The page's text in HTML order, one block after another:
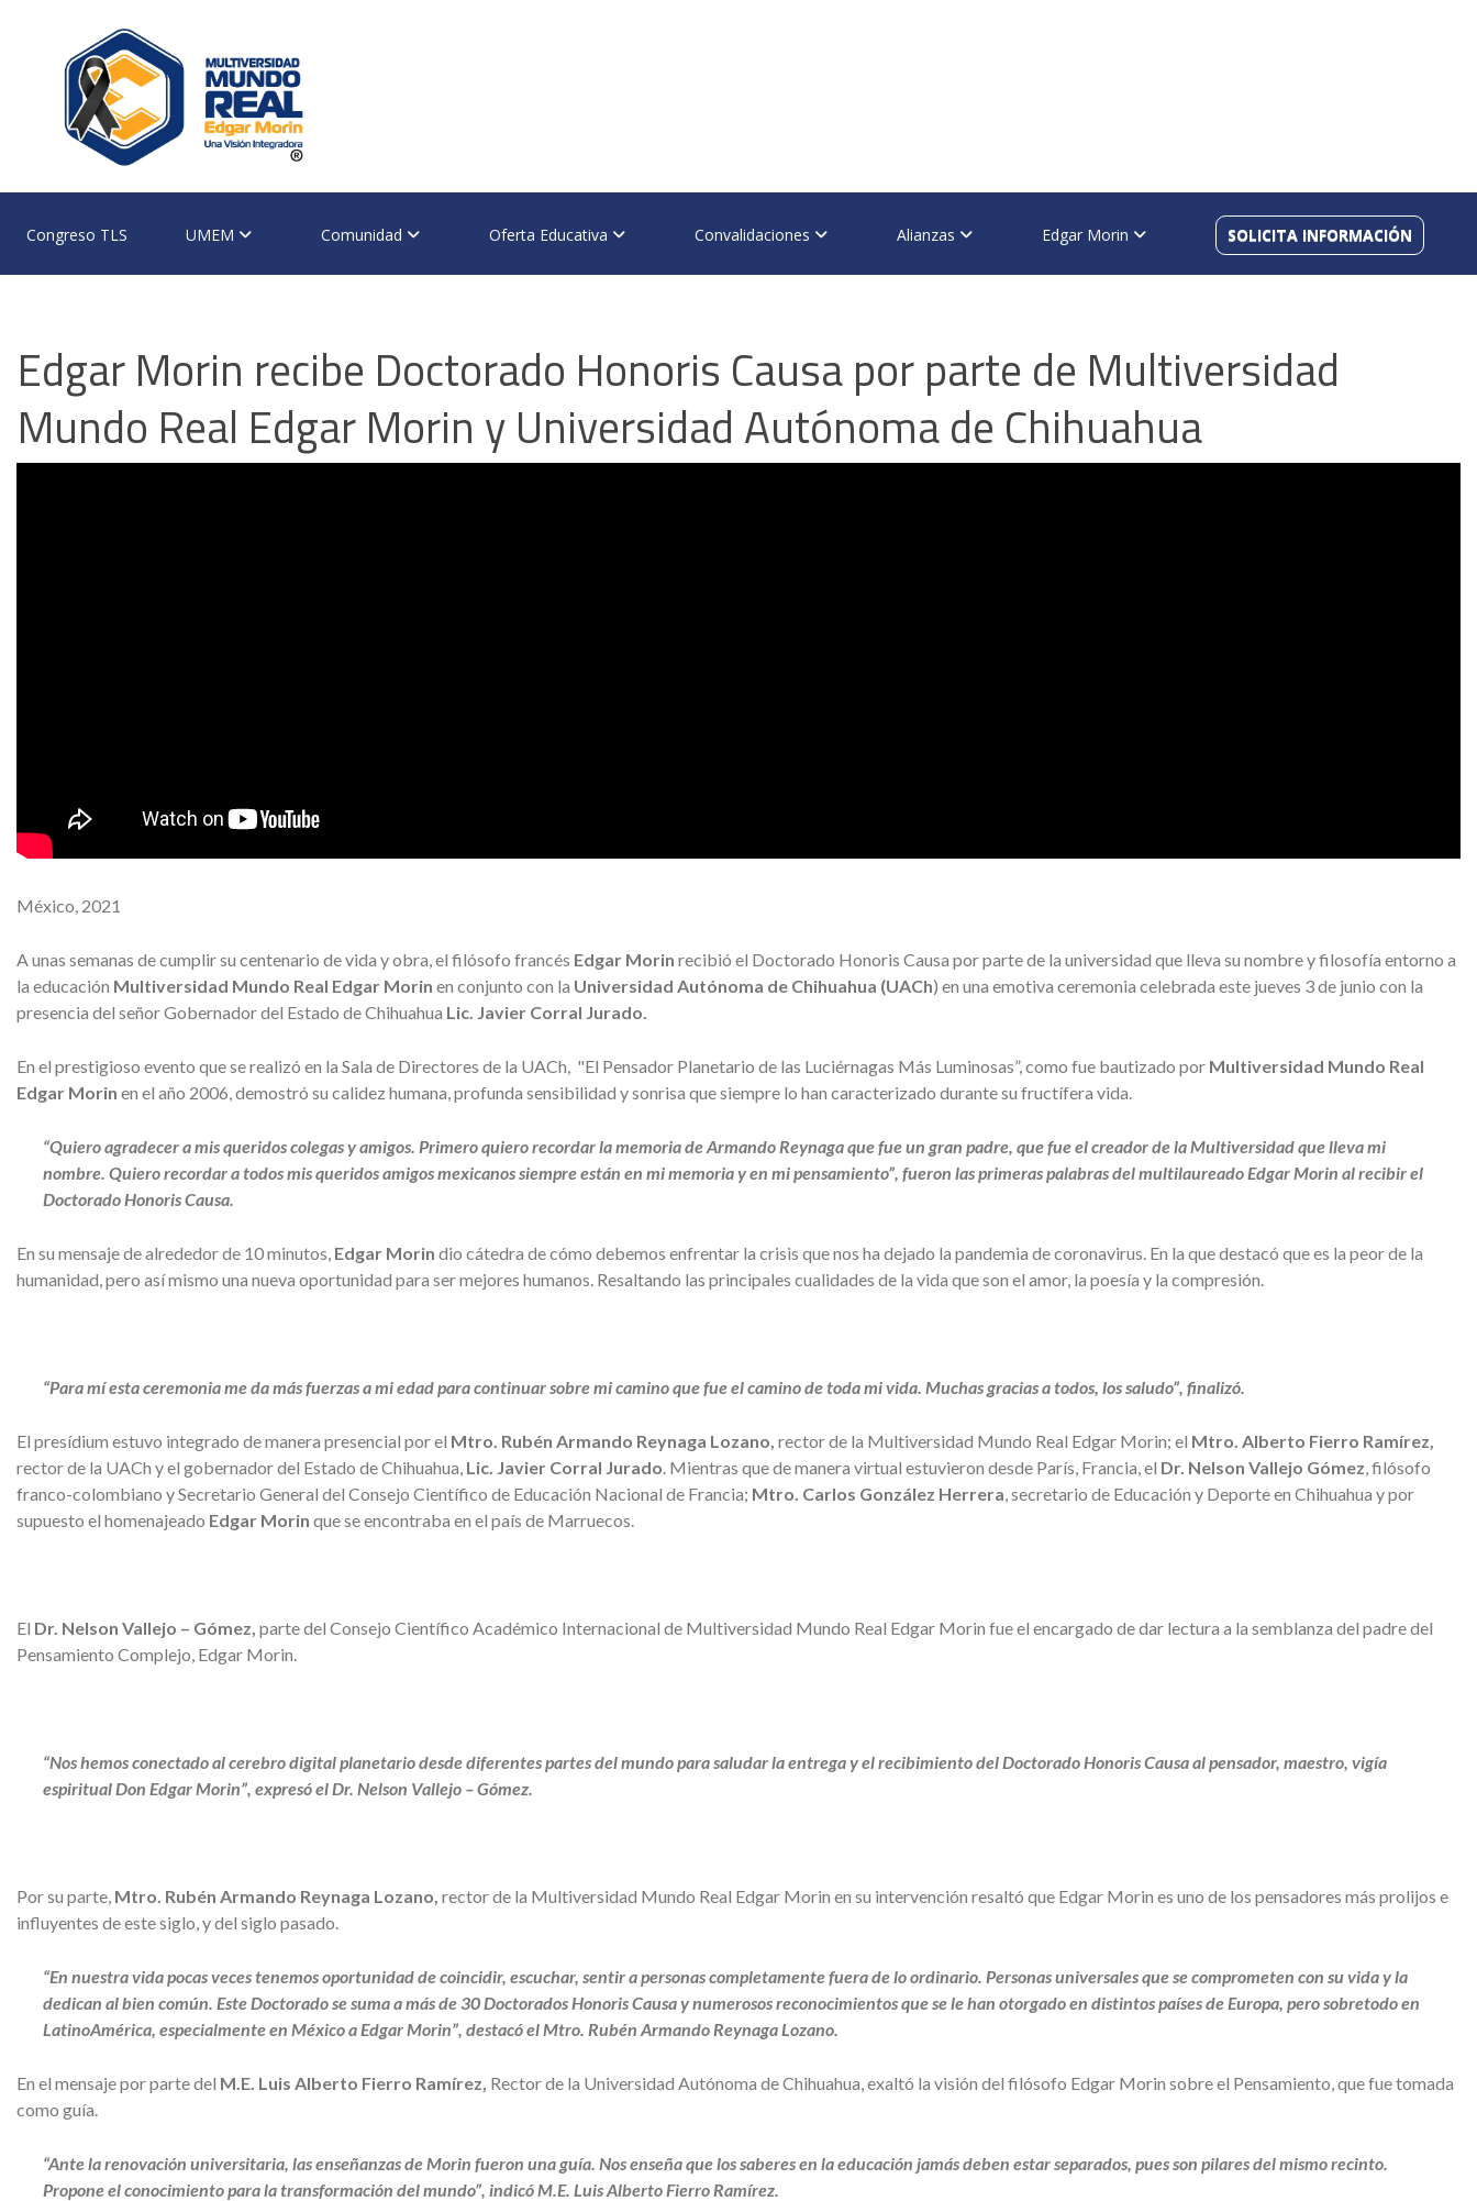
Congreso TLS UMEM Comunidad Oferta Educativa Convalidaciones Alianzas Edgar Morin SOLICITA INFORMACIÓN
Edgar Morin recibe Doctorado Honoris Causa por parte de Multiversidad
Mundo Real Edgar Morin y Universidad Autónoma de Chihuahua
México, 2021
A unas semanas de cumplir su centenario de vida y obra, el filósofo francés Edgar Morin recibió el Doctorado Honoris Causa por parte de la universidad que lleva su nombre y filosofía entorno a
la educación Multiversidad Mundo Real Edgar Morin en conjunto con la Universidad Autónoma de Chihuahua (UACh) en una emotiva ceremonia celebrada este jueves 3 de junio con la
presencia del señor Gobernador del Estado de Chihuahua Lic. Javier Corral Jurado.
En el prestigioso evento que se realizó en la Sala de Directores de la UACh, "El Pensador Planetario de las Luciérnagas Más Luminosas”, como fue bautizado por Multiversidad Mundo Real
Edgar Morin en el año 2006, demostró su calidez humana, profunda sensibilidad y sonrisa que siempre lo han caracterizado durante su fructífera vida.
“Quiero agradecer a mis queridos colegas y amigos. Primero quiero recordar la memoria de Armando Reynaga que fue un gran padre, que fue el creador de la Multiversidad que lleva mi
nombre. Quiero recordar a todos mis queridos amigosmexicanos siempre están en mi memoria y en mi pensamiento”, fueron las primeras palabras del multilaureado Edgar Morin al recibir el
Doctorado Honoris Causa.
En su mensaje de alrededor de 10 minutos, Edgar Morin dio cátedra de cómo debemos enfrentar la crisis que nos ha dejado la pandemia de coronavirus. En la que destacó que es la peor de la
humanidad, pero así mismo una nueva oportunidad para ser mejores humanos. Resaltando las principales cualidades de la vida que son el amor, la poesía y la compresión.
“Para mí esta ceremonia me da más fuerzas a mi edad para continuar sobre mi camino que fue el camino de toda mi vida. Muchas gracias a todos, los saludo”, finalizó.
El presídium estuvo integrado de manera presencial por el Mtro. Rubén Armando Reynaga Lozano, rector de la Multiversidad Mundo Real Edgar Morin; el Mtro. Alberto Fierro Ramírez,
rector de la UACh y el gobernador del Estado de Chihuahua, Lic. Javier Corral Jurado. Mientras que de manera virtual estuvieron desde París, Francia, el Dr. Nelson Vallejo Gómez, filósofo
franco-colombiano y Secretario General del Consejo Científico de Educación Nacional de Francia; Mtro. Carlos González Herrera, secretario de Educación y Deporte en Chihuahua y por
supuesto el homenajeado Edgar Morin que se encontraba en el país de Marruecos.
El Dr. Nelson Vallejo – Gómez, parte del Consejo Científico Académico Internacional de Multiversidad Mundo Real Edgar Morin fue el encargado de dar lectura a la semblanza del padre del
Pensamiento Complejo, Edgar Morin.
“Nos hemos conectado al cerebro digital planetario desde diferentes partes del mundo para saludar la entrega y el recibimiento del Doctorado Honoris Causa al pensador, maestro, vigía
espiritual Don Edgar Morin”, expresó el Dr. Nelson Vallejo – Gómez.
Por su parte, Mtro. Rubén Armando Reynaga Lozano, rector de la Multiversidad Mundo Real Edgar Morin en su intervención resaltó que Edgar Morin es uno de los pensadores más prolijos e
influyentes de este siglo, y del siglo pasado.
“En nuestra vida pocas veces tenemos oportunidad de coincidir, escuchar, sentir a personas completamente fuera de lo ordinario. Personas universales que se comprometen con su vida y la
dedican al bien común. Este Doctorado se suma a más de 30 Doctorados Honoris Causa y numerosos reconocimientos que se le han otorgado en distintos países de Europa, pero sobretodo en
LatinoAmérica, especialmente en México a Edgar Morin”, destacó el Mtro. Rubén Armando Reynaga Lozano.
En el mensaje por parte del M.E. Luis Alberto Fierro Ramírez, Rector de la Universidad Autónoma de Chihuahua, exaltó la visión del filósofo Edgar Morin sobre el Pensamiento, que fue tomada
como guía.
“Ante la renovación universitaria, las enseñanzas de Morin fueron una guía. Nos enseña que los saberes en la educación jamás deben estar separados, pues son pilares del mismo recinto.
Propone el conocimiento para la transformación delmundo”, indicó M.E. Luis Alberto Fierro Ramírez.